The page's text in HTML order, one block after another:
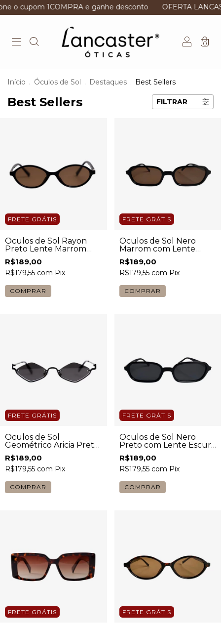
1COMPRA e ganhe desconto OFERTA
0
Início . Óculos de Sol . Destaques . Best Sellers
Best Sellers FILTRAR
FRETE GRÁTIS
Óculos de Sol Rayon
Preto Lente Marrom
Feminino
R$189,00
R$179,55 com Pix
COMPRAR
FRETE GRÁTIS
Óculos de Sol Nero
Marrom com Lente
Marrom Feminino
R$189,00
R$179,55 com Pix
COMPRAR
FRETE GRÁTIS
Óculos de Sol
Geométrico Aricia Preto
Feminino
R$189,00
R$179,55 com Pix
COMPRAR
FRETE GRÁTIS
Óculos de Sol Nero
Preto com Lente Escura
Feminino
R$189,00
R$179,55 com Pix
COMPRAR
FRETE GRÁTIS FRETE GRÁTIS